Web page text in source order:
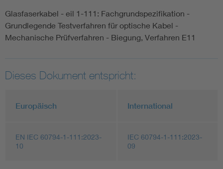
Glasfaserkabel - eil 1-111: Fachgrundspezifikation -
Grundlegende Testverfahren für optische Kabel -
Mechanische Prüfverfahren - Biegung, Verfahren E11
Dieses Dokument entspricht:
Europäisch International
EN IEC 60794-1-111:2023-
10
IEC 60794-1-111:2023-
09